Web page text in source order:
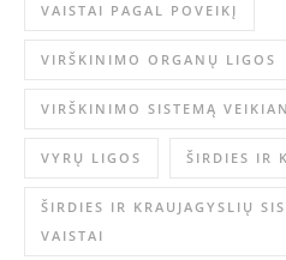
VAISTAI PAGAL POVEIKĮ
VIRŠKINIMO ORGANŲ LIGOS
VIRŠKINIMO SISTEMĄ
VYRŲ LIGOS ŠIRDIES IR
ŠIRDIES IR KRAUJAGYSLIŲ
VAISTAI